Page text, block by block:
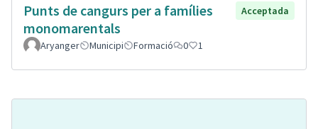
Punts de cangurs per a famílies
monomarentals
Acceptada
Aryanger Municipi Formació 0 1